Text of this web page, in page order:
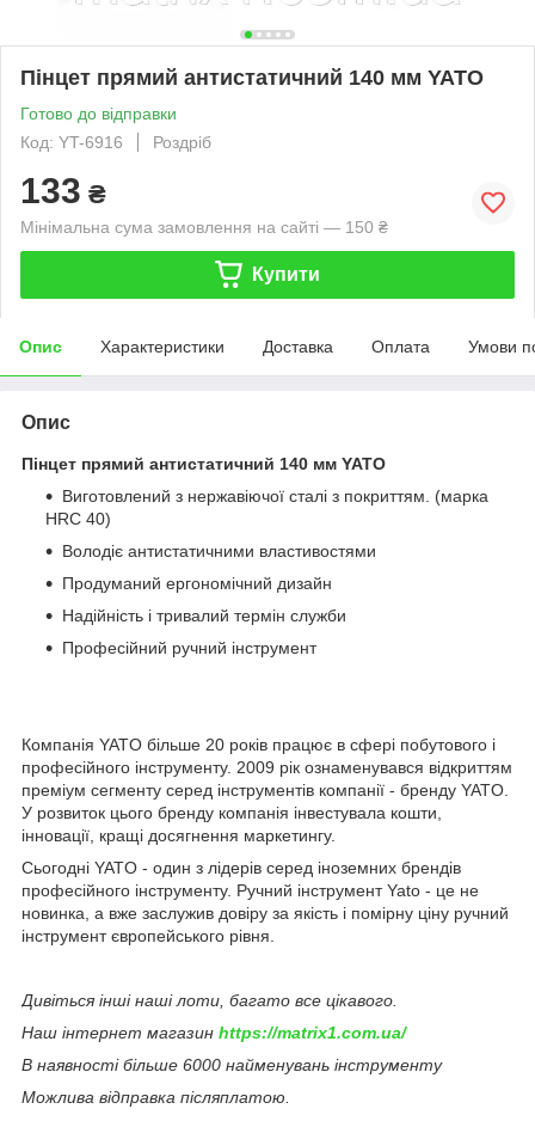
Пінцет прямий антистатичний 140 мм YATO
Готово до відправки
Код: YT-6916
Роздріб
133 ₴
Мінімальна сума замовлення на сайті — 150 ₴
Купити
Опис Характеристики Доставка Оплата Умови
Опис
Пінцет прямий антистатичний 140 мм YATO
Виготовлений з нержавіючої сталі з покриттям. (марка
HRC 40)
Володіє антистатичними властивостями
Продуманий ергономічний дизайн
Надійність і тривалий термін служби
Професійний ручний інструмент
Компанія YATO більше 20 років працює в сфері побутового і
професійного інструменту. 2009 рік ознаменувався відкриттям
преміум сегменту серед інструментів компанії - бренду YATO.
У розвиток цього бренду компанія інвестувала кошти,
інновації, кращі досягнення маркетингу.
Сьогодні YATO - один з лідерів серед іноземних брендів
професійного інструменту. Ручний інструмент Yato - це не
новинка, а вже заслужив довіру за якість і помірну ціну ручний
інструмент європейського рівня.
Дивіться інші наші лоти, багато все цікавого.
Наш інтернет магазин https://matrix1.com.ua/
В наявності більше 6000 найменувань інструменту
Можлива відправка післяплатою.